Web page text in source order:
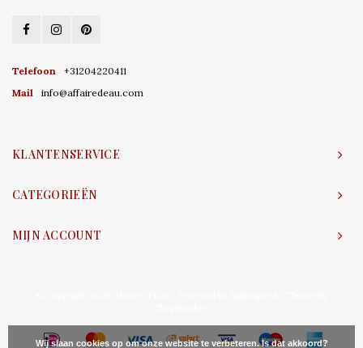
Telefoon
+31204220411
Mail
info@affairedeau.com
KLANTENSERVICE
CATEGORIEËN
MIJN ACCOUNT
Wij slaan cookies op om onze website te verbeteren. Is dat akkoord?